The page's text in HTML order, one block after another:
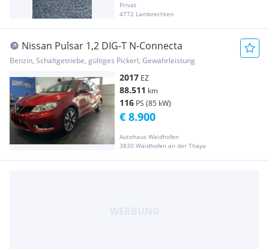
Privat
4772 Lambrechten
Nissan Pulsar 1,2 DIG-T N-Connecta
Benzin, Schaltgetriebe, gültiges Pickerl, Gewährleistung
2017 EZ
88.511 km
116 PS (85 kW)
Autohaus Waidhofen
3830 Waidhofen an der Thaya
€ 8.900